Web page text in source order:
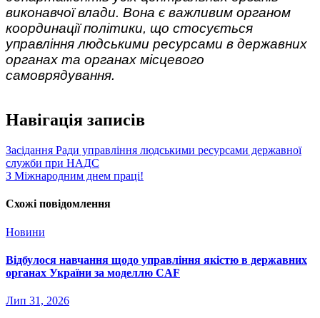
виконавчої влади. Вона є важливим органом
координації політики, що стосується
управління людськими ресурсами в державних
органах та органах місцевого
самоврядування.
Навігація записів
Засідання Ради управління людськими ресурсами державної
служби при НАДС
З Міжнародним днем праці!
Схожі повідомлення
Новини
Відбулося навчання щодо управління якістю в державних
органах України за моделлю CAF
Лип 31, 2026